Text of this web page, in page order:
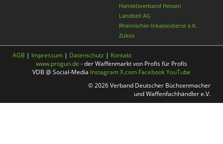
Handelsverband Hessen
Landbell AG
Rheinischer-Inkassodienst e.K.
Zukos
AGB | Impressum | Datenschutz | Kontakt
www.progun.de - der Waffenmarkt von Profis für Profis
VDB @ Social-Media InstagramX.com FacebookYouTube
© 2026 Verband Deutscher Büchsenmacher
und Waffenfachhändler e.V.